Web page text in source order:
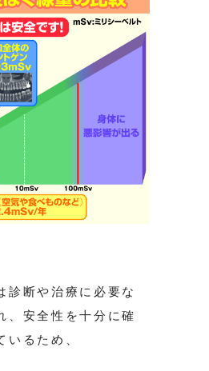
診断や治療に必要な
、安全性を十分に確
いるため、